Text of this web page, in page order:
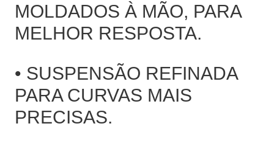
MOLDADOS À MÃO, PARA
MELHOR RESPOSTA.
• SUSPENSÃO REFINADA
PARA CURVAS MAIS
PRECISAS.